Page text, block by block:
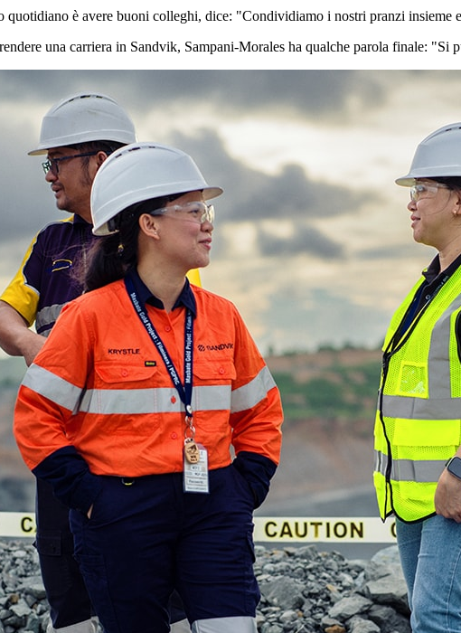
è avere buoni colleghi, dice: "Condividiamo i nostri pranzi insieme
una carriera in Sandvik, Sampani-Morales ha qualche parola finale: